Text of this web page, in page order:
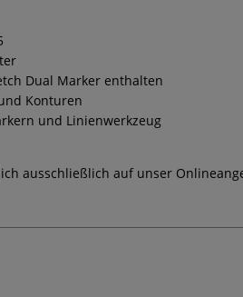
Dual Marker enthalten
Konturen
und Linienwerkzeug
ausschließlich auf unser